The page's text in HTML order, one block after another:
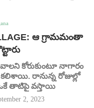
ఆ గ్రామమంతా
కోరుకుంటూ నాగారం
రానున్న రోజుల్లో
ఒకే తాటిపై వస్తాయి
2, 2023